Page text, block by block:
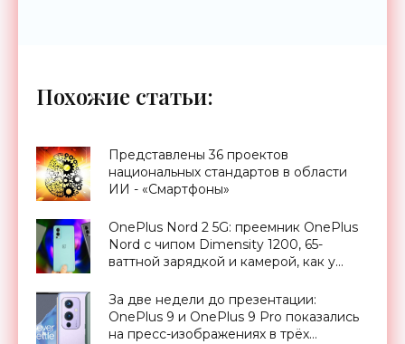
Похожие статьи:
Представлены 36 проектов
национальных стандартов в области
ИИ - «Смартфоны»
OnePlus Nord 2 5G: преемник OnePlus
Nord с чипом Dimensity 1200, 65-
ваттной зарядкой и камерой, как у
За две недели до презентации:
OnePlus 9 и OnePlus 9 Pro показались
на пресс-изображениях в трёх